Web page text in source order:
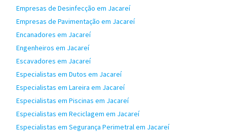
Empresas de Desinfecção em Jacareí
Empresas de Pavimentação em Jacareí
Encanadores em Jacareí
Engenheiros em Jacareí
Escavadores em Jacareí
Especialistas em Dutos em Jacareí
Especialistas em Lareira em Jacareí
Especialistas em Piscinas em Jacareí
Especialistas em Reciclagem em Jacareí
Especialistas em Segurança Perimetral em Jacareí